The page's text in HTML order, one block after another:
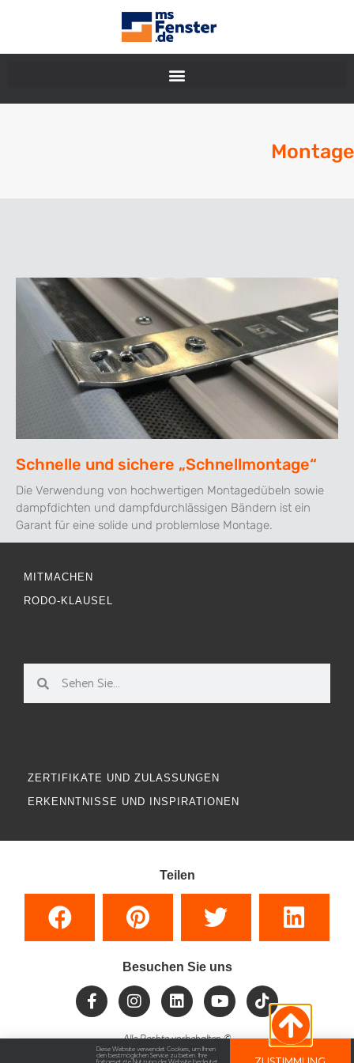
Montage
Schnelle und sichere „Schnellmontage“
Die Verwendung von hochwertigen Montagedübeln sowie
dampfdichten und dampfdurchlässigen Bändern ist ein
Garant für eine solide und problemlose Montage.
MITMACHEN
RODO-KLAUSEL
ZERTIFIKATE UND ZULASSUNGEN
ERKENNTNISSE UND INSPIRATIONEN
Teilen
Besuchen Sie uns
Alle Rechte vorbehalten©
Diese Website verwendet Cookies, um Ihnen
den bestmöglichen Service zu bieten. Ihre